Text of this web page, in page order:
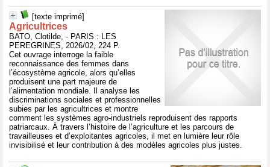
[texte imprimé]
Agricultrices
BATO, Clotilde, - PARIS : LES
PEREGRINES, 2026/02, 224 P.
Cet ouvrage interroge la faible
reconnaissance des femmes dans
l’écosystème agricole, alors qu’elles
produisent une part majeure de
l’alimentation mondiale. Il analyse les
discriminations sociales et professionnelles
subies par les agricultrices et montre
comment les systèmes agro-industriels reproduisent des rapports
patriarcaux. À travers l’histoire de l’agriculture et les parcours de
travailleuses et d’exploitantes agricoles, il met en lumière leur rôle
invisibilisé et leur contribution à des modèles agricoles plus justes.